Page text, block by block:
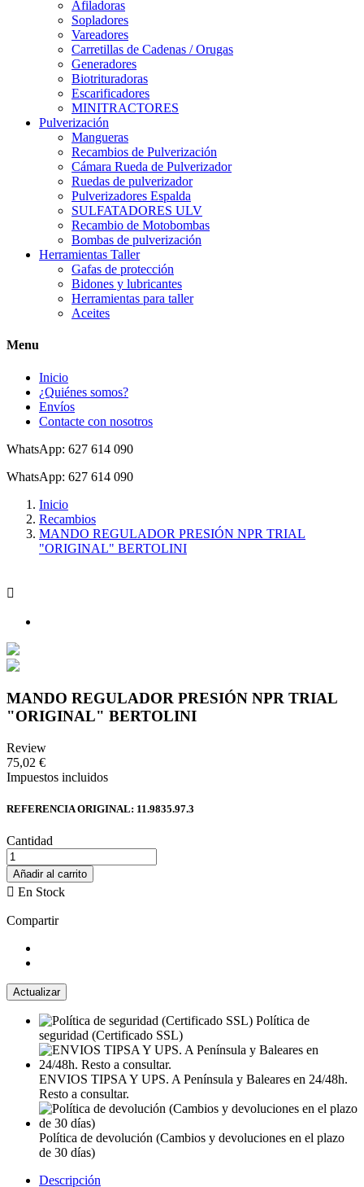
Afiladoras
Sopladores
Vareadores
Carretillas de Cadenas / Orugas
Generadores
Biotrituradoras
Escarificadores
MINITRACTORES
Pulverización
Mangueras
Recambios de Pulverización
Cámara Rueda de Pulverizador
Ruedas de pulverizador
Pulverizadores Espalda
SULFATADORES ULV
Recambio de Motobombas
Bombas de pulverización
Herramientas Taller
Gafas de protección
Bidones y lubricantes
Herramientas para taller
Aceites
Menu
Inicio
¿Quiénes somos?
Envíos
Contacte con nosotros
WhatsApp: 627 614 090
WhatsApp: 627 614 090
Inicio
Recambios
MANDO REGULADOR PRESIÓN NPR TRIAL
"ORIGINAL" BERTOLINI

MANDO REGULADOR PRESIÓN NPR TRIAL
"ORIGINAL" BERTOLINI
Review
75,02 €
Impuestos incluidos
REFERENCIA ORIGINAL: 11.9835.97.3
Cantidad
Añadir al carrito
 En Stock
Compartir
Política de
seguridad (Certificado SSL)
ENVIOS TIPSA Y UPS. A Península y Baleares en 24/48h.
Resto a consultar.
Política de devolución (Cambios y devoluciones en el plazo
de 30 días)
Descripción